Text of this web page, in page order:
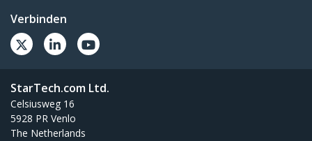
Verbinden
StarTech.com Ltd.
Celsiusweg 16
5928 PR Venlo
The Netherlands